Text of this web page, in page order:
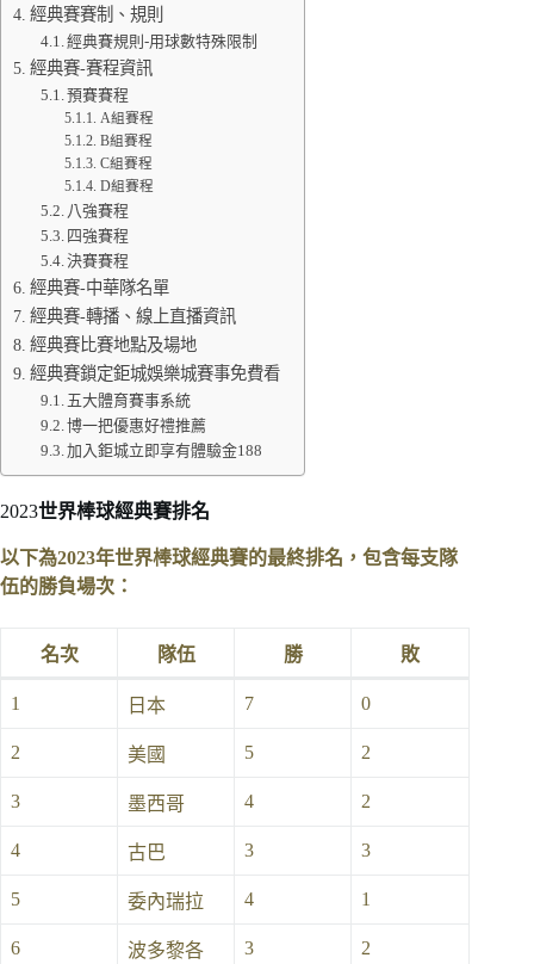
經典賽賽制、規則
經典賽規則-用球數特殊限制
經典賽-賽程資訊
預賽賽程
A組賽程
B組賽程
C組賽程
D組賽程
八強賽程
四強賽程
決賽賽程
經典賽-中華隊名單
經典賽-轉播、線上直播資訊
經典賽比賽地點及場地
經典賽鎖定鉅城娛樂城賽事免費看
五大體育賽事系統
博一把優惠好禮推薦
加入鉅城立即享有體驗金188
2023世界棒球經典賽排名
以下為2023年世界棒球經典賽的最終排名，包含每支隊
伍的勝負場次：
名次 隊伍 勝 敗
1 日本 7 0
2 美國 5 2
3 墨西哥 4 2
4 古巴 3 3
5 委內瑞拉 4 1
6 波多黎各 3 2